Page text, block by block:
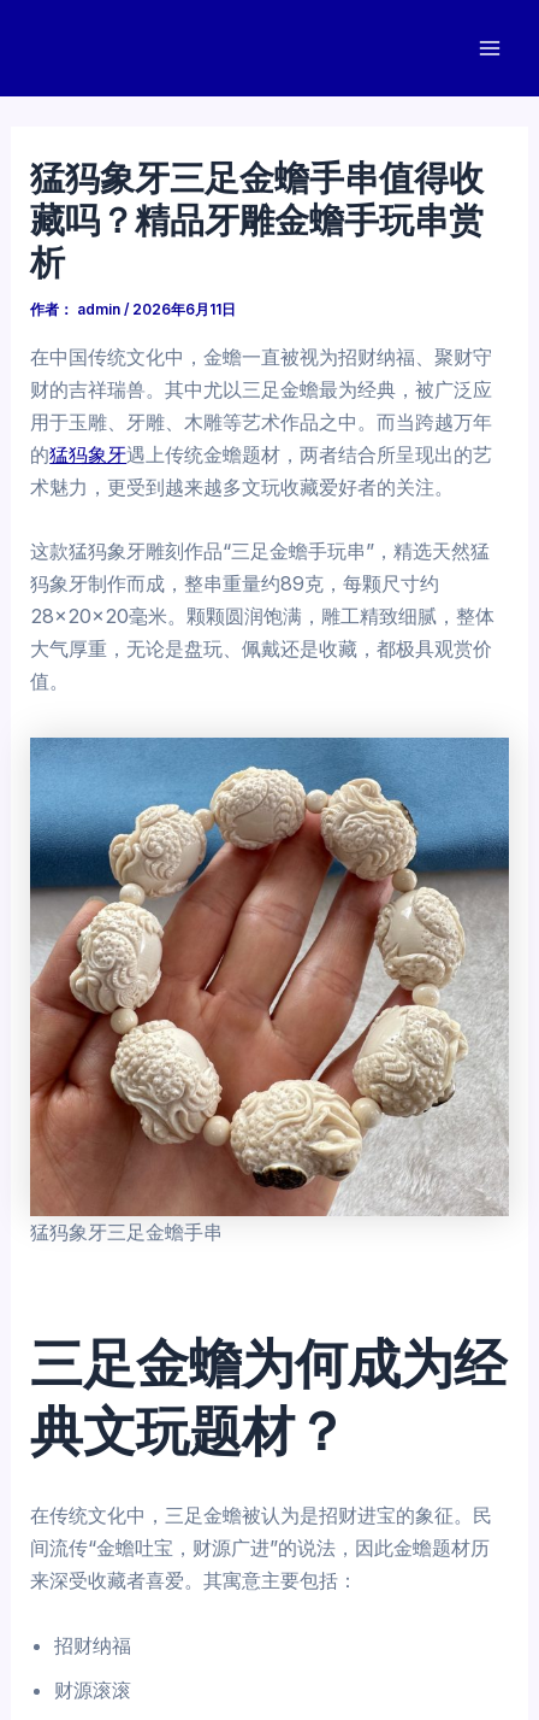
猛犸象牙三足金蟾手串值得收
藏吗？精品牙雕金蟾手玩串赏
析
作者： admin/ 2026年6月11日
在中国传统文化中，金蟾一直被视为招财纳福、聚财守
财的吉祥瑞兽。其中尤以三足金蟾最为经典，被广泛应
用于玉雕、牙雕、木雕等艺术作品之中。而当跨越万年
的猛犸象牙遇上传统金蟾题材，两者结合所呈现出的艺
术魅力，更受到越来越多文玩收藏爱好者的关注。
这款猛犸象牙雕刻作品“三足金蟾手玩串”，精选天然猛
犸象牙制作而成，整串重量约89克，每颗尺寸约
28×20×20毫米。颗颗圆润饱满，雕工精致细腻，整体
大气厚重，无论是盘玩、佩戴还是收藏，都极具观赏价
值。
猛犸象牙三足金蟾手串
三足金蟾为何成为经
典文玩题材？
在传统文化中，三足金蟾被认为是招财进宝的象征。民
间流传“金蟾吐宝，财源广进”的说法，因此金蟾题材历
来深受收藏者喜爱。其寓意主要包括：
招财纳福
财源滚滚